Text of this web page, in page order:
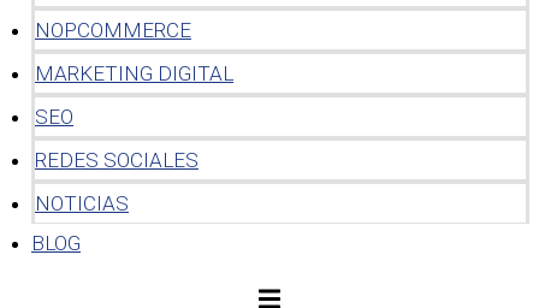
NOPCOMMERCE
MARKETING DIGITAL
SEO
REDES SOCIALES
NOTICIAS
BLOG